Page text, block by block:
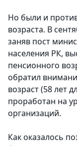
Но были и
возраста. В
заняв пост
населения РК,
пенсионного
обратил
возраст (58 лет
проработан на
организаций.
Как оказалось